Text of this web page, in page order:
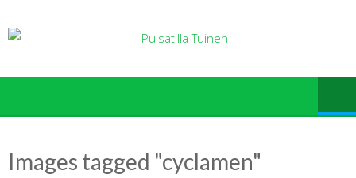
naar
inhoud
Images tagged "cyclamen"